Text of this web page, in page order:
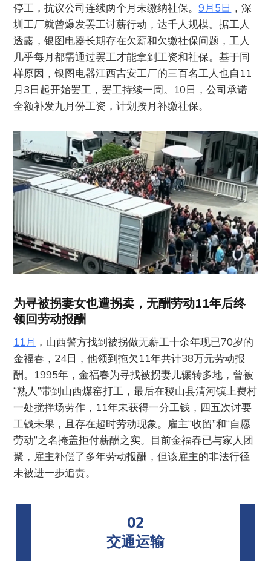
停工，抗议公司连续两个月未缴纳社保。9月5日 ，深
圳工厂就曾爆发罢工讨薪行动，达千人规模。据工人
透露，银图电器长期存在欠薪和欠缴社保问题，工人
几乎每月都需通过罢工才能拿到工资和社保。基于同
样原因，银图电器江西吉安工厂的三百名工人也自11
月3日起开始罢工，罢工持续一周。10日，公司承诺
全额补发九月份工资，计划按月补缴社保。
为寻被拐妻女也遭拐卖，无酬劳动11年后终
领回劳动报酬
11月 ，山西警方找到被拐做无薪工十余年现已70岁的
金福春，24日，他领到拖欠11年共计38万元劳动报
酬。1995年，金福春为寻找被拐妻儿辗转多地，曾被
“熟人”带到山西煤窑打工，最后在稷山县清河镇上费村
一处搅拌场劳作，11年未获得一分工钱，四五次讨要
工钱未果，且存在超时劳动现象。雇主“收留”和“自愿
劳动”之名掩盖拒付薪酬之实。目前金福春已与家人团
聚，雇主补偿了多年劳动报酬，但该雇主的非法行径
未被进一步追责。
02
交通运输